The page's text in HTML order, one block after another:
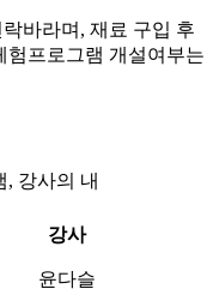
바라며, 재료 구입 후
험프로그램 개설여부는
, 강사의 내
강사
윤다슬